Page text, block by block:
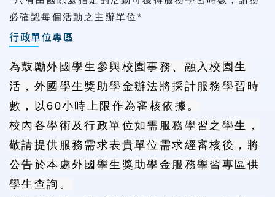
必確認每個活動之主辦單位*
行政單位專區
為鼓勵外國學生參與校園事務、融入校園生
活，外國學生獎助學金辦法將採計服務學習時
數，以60小時上限作為審核依據。
校內各學術及行政單位如需服務學習之學生，
敬請提供服務需求表貴單位需求經審核後，將
公告於本處外國學生獎助學金服務學習專區供
學生查詢。